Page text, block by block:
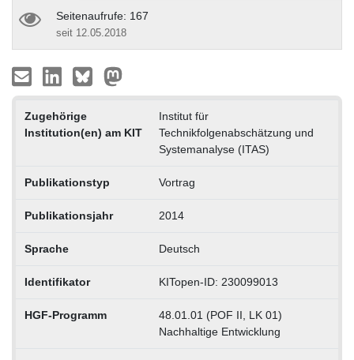
Seitenaufrufe: 167
seit 12.05.2018
Zugehörige
Institution(en) am KIT
Institut für
Technikfolgenabschätzung und
Systemanalyse (ITAS)
Publikationstyp Vortrag
Publikationsjahr 2014
Sprache Deutsch
Identifikator KITopen-ID: 230099013
HGF-Programm
48.01.01 (POF II, LK 01)
Nachhaltige Entwicklung